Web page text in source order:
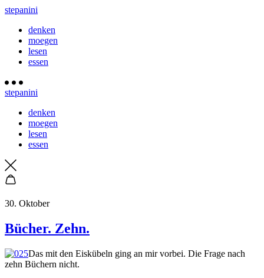
stepanini
denken
moegen
lesen
essen
stepanini
denken
moegen
lesen
essen
30. Oktober
Bücher. Zehn.
Das mit den Eiskübeln ging an mir vorbei. Die Frage nach
zehn Büchern nicht.